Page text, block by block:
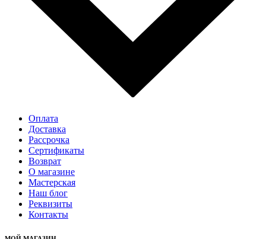
Оплата
Доставка
Рассрочка
Cертификаты
Возврат
О магазине
Мастерская
Наш блог
Реквизиты
Контакты